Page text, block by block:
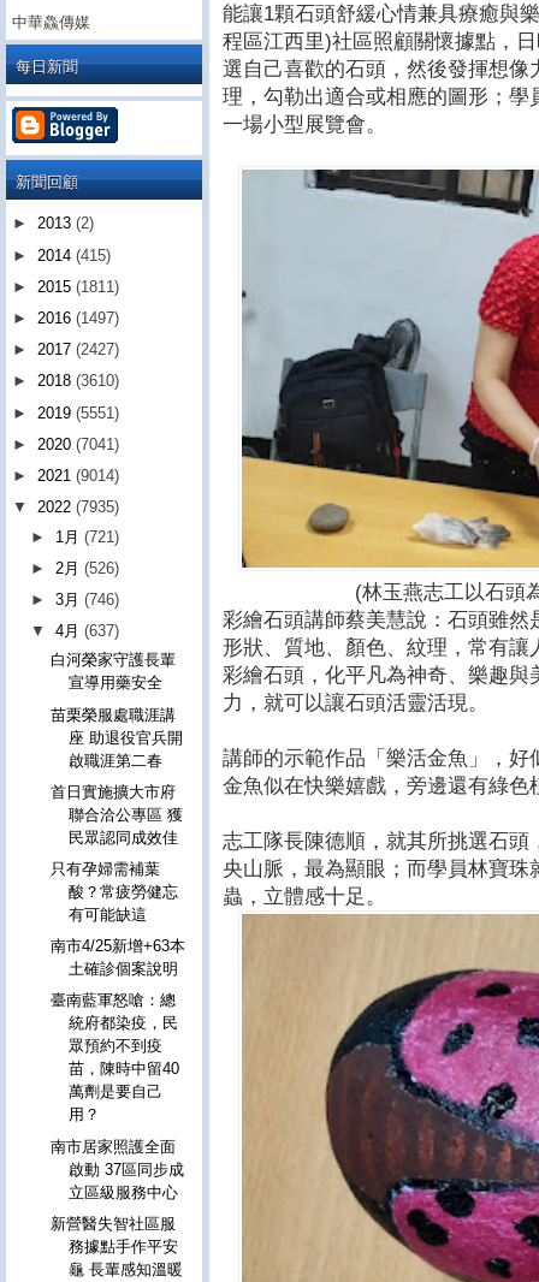
能讓1顆石頭舒緩心情兼具療癒與
程區江西里)社區照顧關懷據點，
選自己喜歡的石頭，然後發揮想
理，勾勒出適合或相應的圖形；
一場小型展覽會。
(林玉燕志工以石頭
彩繪石頭講師蔡美慧說：石頭雖
形狀、質地、顏色、紋理，常有
彩繪石頭，化平凡為神奇、樂趣
力，就可以讓石頭活靈活現。
講師的示範作品「樂活金魚」，
金魚似在快樂嬉戲，旁邊還有綠色
志工隊長陳德順，就其所挑選石
央山脈，最為顯眼；而學員林寶
蟲，立體感十足。
中華鱻傳媒
每日新聞
新聞回顧
► 2013 (2)
► 2014 (415)
► 2015 (1811)
► 2016 (1497)
► 2017 (2427)
► 2018 (3610)
► 2019 (5551)
► 2020 (7041)
► 2021 (9014)
▼ 2022 (7935)
► 1月(721)
► 2月(526)
►3月(746)
▼4月(637)
白河榮家守護長輩
宣導用藥安全
苗栗榮服處職涯講
座 助退役官兵開
啟職涯第二春
首日實施擴大市府
聯合洽公專區 獲
民眾認同成效佳
只有孕婦需補葉
酸？常疲勞健忘
有可能缺這
南市4/25新增+63本
土確診個案說明
臺南藍軍怒嗆：總
統府都染疫，民
眾預約不到疫
苗，陳時中留40
萬劑是要自己
用？
南市居家照護全面
啟動 37區同步成
立區級服務中心
新營醫失智社區服
務據點手作平安
龜 長輩感知溫暖